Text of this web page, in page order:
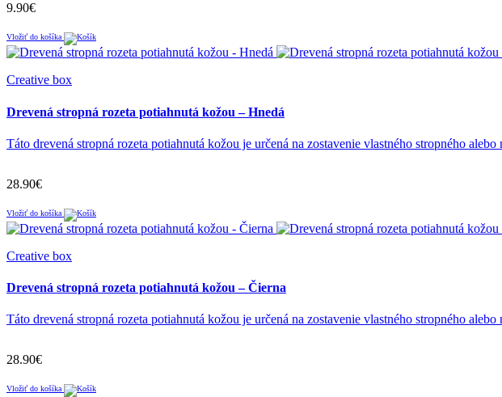
9.90€
Vložiť do košíka
Creative box
Drevená stropná rozeta potiahnutá kožou – Hnedá
Táto drevená stropná rozeta potiahnutá kožou je určená na zostavenie vlastného stropného
28.90€
Vložiť do košíka
Creative box
Drevená stropná rozeta potiahnutá kožou – Čierna
Táto drevená stropná rozeta potiahnutá kožou je určená na zostavenie vlastného stropného
28.90€
Vložiť do košíka